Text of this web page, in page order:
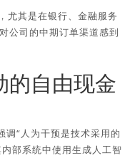
尤其是在银行、金融服务
公司的中期订单渠道感到
的自由现金
“人为干预是技术采用的
部系统中使用生成人工智